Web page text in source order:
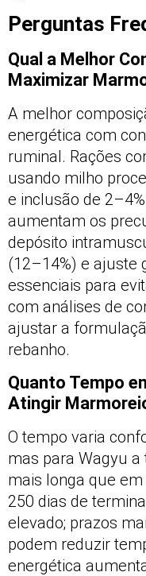
Perguntas
Qual a Melhor
Maximizar
A melhor
energética com
ruminal. Rações
usando milho
e inclusão de
aumentam os
depósito
(12–14%) e ajuste
essenciais para
com análises de
ajustar a
rebanho.
Quanto Tempo
Atingir
O tempo varia
mas para Wagyu
mais longa que
250 dias de
elevado; prazos
podem reduzir
energética